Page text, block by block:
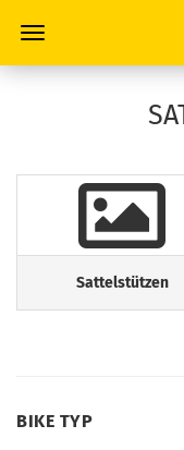
Sattelstützen
BIKE
BIKE TYP